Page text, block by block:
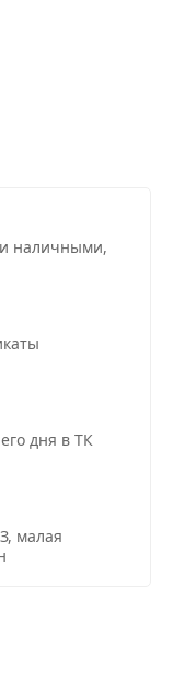
наличными,
дня в ТК
малая